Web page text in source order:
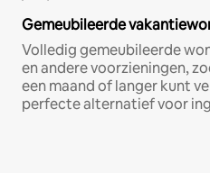
Gemeubileerde
Volledig gemeubileerde
en andere voorzieningen,
een maand of langer kunt
perfecte alternatief voor